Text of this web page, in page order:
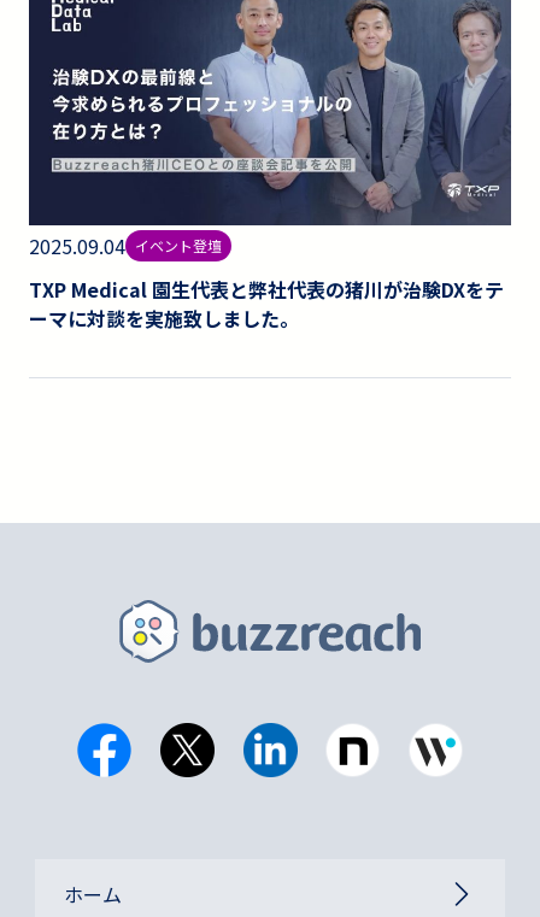
2025.09.04 イベント登壇
TXP Medical 園生代表と弊社代表の猪川が治験DXをテ
ーマに対談を実施致しました。
ホーム